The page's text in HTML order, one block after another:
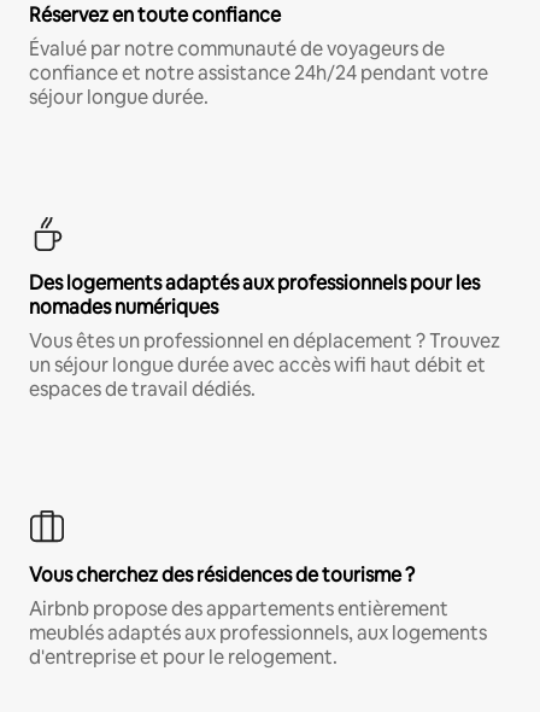
Réservez en toute confiance
Évalué par notre communauté de voyageurs de
confiance et notre assistance 24h/24 pendant votre
séjour longue durée.
Des logements adaptés aux professionnels pour les
nomades numériques
Vous êtes un professionnel en déplacement ? Trouvez
un séjour longue durée avec accès wifi haut débit et
espaces de travail dédiés.
Vous cherchez des résidences de tourisme ?
Airbnb propose des appartements entièrement
meublés adaptés aux professionnels, aux logements
d'entreprise et pour le relogement.